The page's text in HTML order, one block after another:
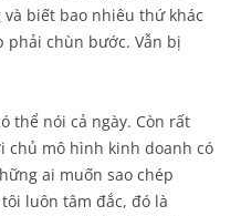
biết bao nhiêu thứ khác
phải chùn bước. Vẫn bị
thể nói cả ngày. Còn rất
chủ mô hình kinh doanh có
ai muốn sao chép
luôn tâm đắc, đó là